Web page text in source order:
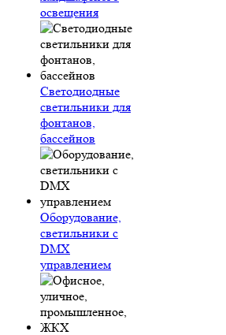
освещения
Светодиодные
светильники для
фонтанов,
бассейнов
Оборудование,
светильники с
DMX
управлением